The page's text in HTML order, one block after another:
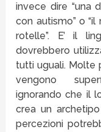
invece dire “una
con autismo” o
rotelle”. E’ il
dovrebbero
tutti uguali. Molte
vengono
ignorando che il
crea un
percezioni